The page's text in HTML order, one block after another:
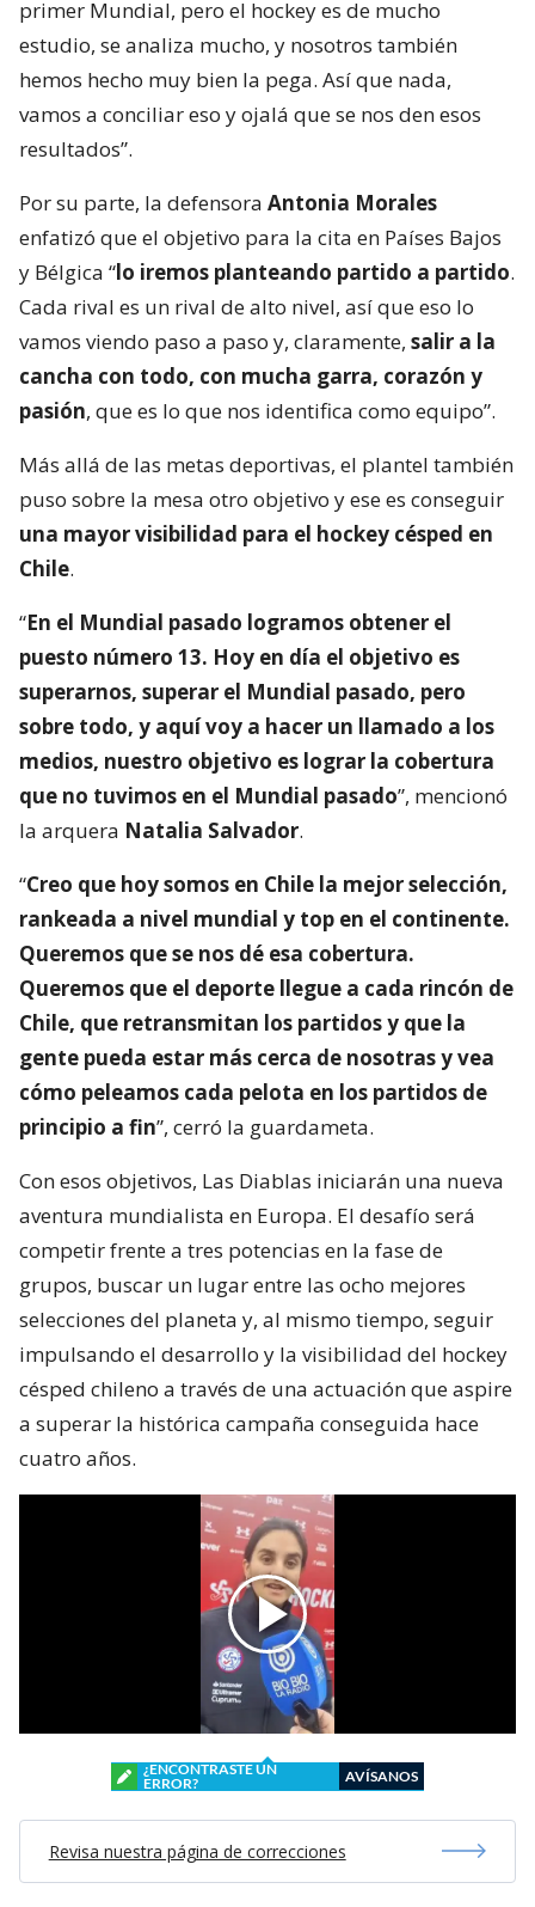
primer Mundial, pero el hockey es de mucho
estudio, se analiza mucho, y nosotros también
hemos hecho muy bien la pega. Así que nada,
vamos a conciliar eso y ojalá que se nos den esos
resultados”.
Por su parte, la defensora Antonia Morales
enfatizó que el objetivo para la cita en Países Bajos
y Bélgica “lo iremos planteando partido a partido.
Cada rival es un rival de alto nivel, así que eso lo
vamos viendo paso a paso y, claramente, salir a la
cancha con todo, con mucha garra, corazón y
pasión, que es lo que nos identifica como equipo”.
Más allá de las metas deportivas, el plantel también
puso sobre la mesa otro objetivo y ese es conseguir
una mayor visibilidad para el hockey césped en
Chile.
“En el Mundial pasado logramos obtener el
puesto número 13. Hoy en día el objetivo es
superarnos, superar el Mundial pasado, pero
sobre todo, y aquí voy a hacer un llamado a los
medios, nuestro objetivo es lograr la cobertura
que no tuvimos en el Mundial pasado”, mencionó
la arquera Natalia Salvador.
“Creo que hoy somos en Chile la mejor selección,
rankeada a nivel mundial y top en el continente.
Queremos que se nos dé esa cobertura.
Queremos que el deporte llegue a cada rincón de
Chile, que retransmitan los partidos y que la
gente pueda estar más cerca de nosotras y vea
cómo peleamos cada pelota en los partidos de
principio a fin”, cerró la guardameta.
Con esos objetivos, Las Diablas iniciarán una nueva
aventura mundialista en Europa. El desafío será
competir frente a tres potencias en la fase de
grupos, buscar un lugar entre las ocho mejores
selecciones del planeta y, al mismo tiempo, seguir
impulsando el desarrollo y la visibilidad del hockey
césped chileno a través de una actuación que aspire
a superar la histórica campaña conseguida hace
cuatro años.
¿ENCONTRASTE UN
ERROR?
AVÍSANOS
Revisa nuestra página de correcciones